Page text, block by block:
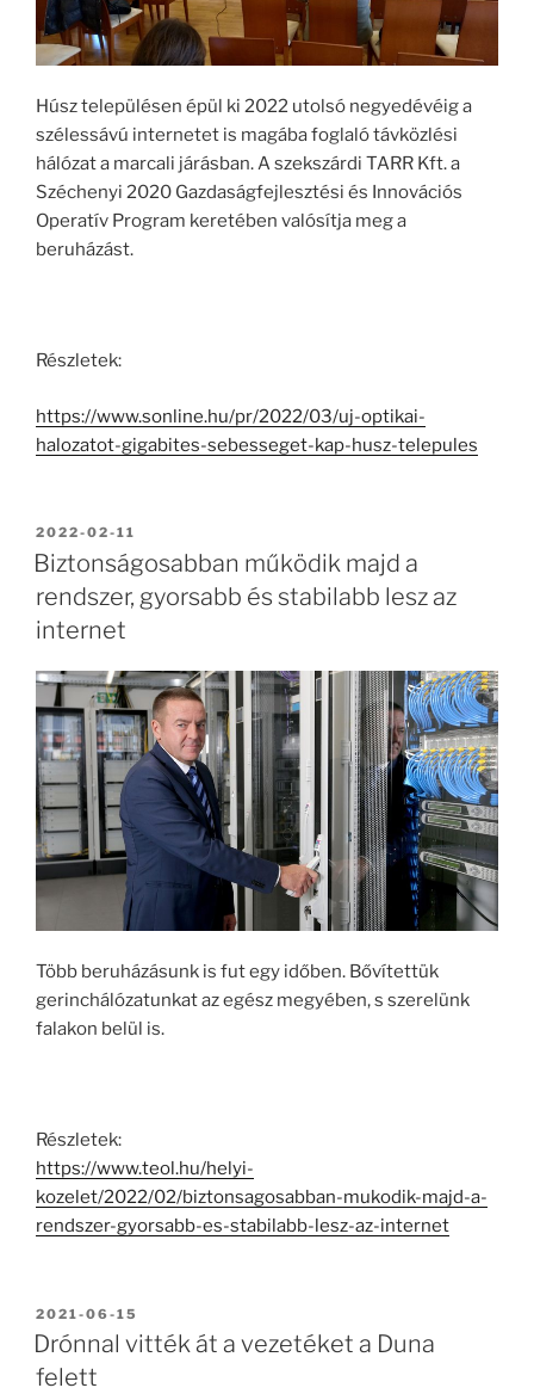
Húsz településen épül ki 2022 utolsó negyedévéig a
szélessávú internetet is magába foglaló távközlési
hálózat a marcali járásban. A szekszárdi TARR Kft. a
Széchenyi 2020 Gazdaságfejlesztési és Innovációs
Operatív Program keretében valósítja meg a
beruházást.
Részletek:
https://www.sonline.hu/pr/2022/03/uj-optikai-
halozatot-gigabites-sebesseget-kap-husz-telepules
BEKÜLDVE:
2022-02-11
Biztonságosabban működik majd a
rendszer, gyorsabb és stabilabb lesz az
internet
Több beruházásunk is fut egy időben. Bővítettük
gerinchálózatunkat az egész megyében, s szerelünk
falakon belül is.
Részletek:
https://www.teol.hu/helyi-
kozelet/2022/02/biztonsagosabban-mukodik-majd-a-
rendszer-gyorsabb-es-stabilabb-lesz-az-internet
BEKÜLDVE:
2021-06-15
Drónnal vitték át a vezetéket a Duna
felett